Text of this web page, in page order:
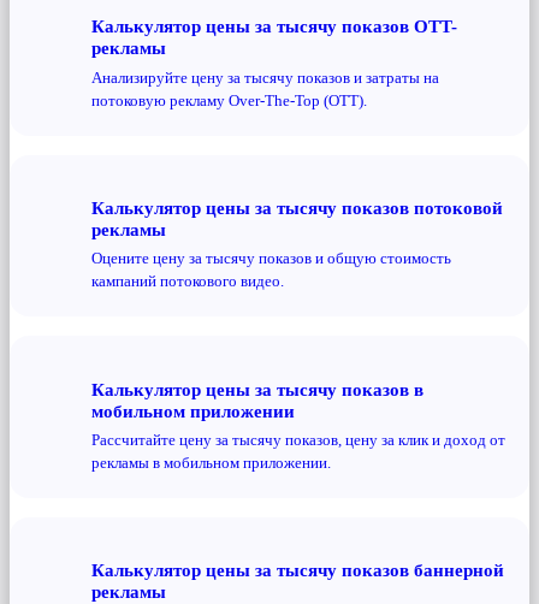
Калькулятор цены за тысячу показов OTT-
рекламы
Анализируйте цену за тысячу показов и затраты на
потоковую рекламу Over-The-Top (OTT).
Калькулятор цены за тысячу показов потоковой
рекламы
Оцените цену за тысячу показов и общую стоимость
кампаний потокового видео.
Калькулятор цены за тысячу показов в
мобильном приложении
Рассчитайте цену за тысячу показов, цену за клик и доход от
рекламы в мобильном приложении.
Калькулятор цены за тысячу показов баннерной
рекламы